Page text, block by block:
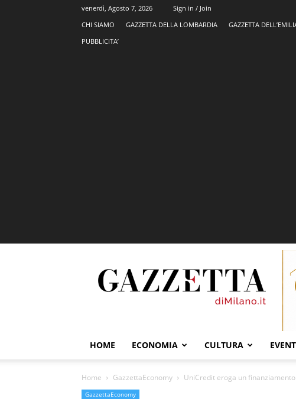
venerdì, Agosto 7, 2026
Sign in / Join
CHI SIAMO
GAZZETTA DELLA LOMBARDIA GAZZETTA
PUBBLICITA’
HOME ECONOMIA CULTURA
Home GazzettaEconomy UniCredit eroga un
GazzettaEconomy